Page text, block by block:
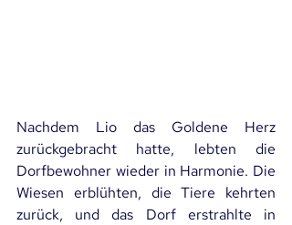
Nachdem Lio das Goldene Herz
zurückgebracht hatte, lebten die
Dorfbewohner wieder in Harmonie. Die
Wiesen erblühten, die Tiere kehrten
zurück, und das Dorf erstrahlte in